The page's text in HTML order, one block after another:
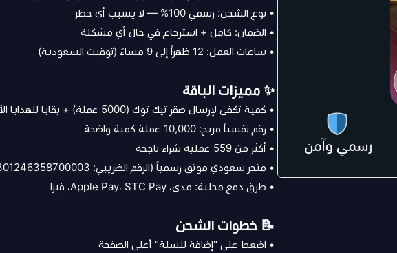
• نوع الشحن: رسمي 100% — لا يسبب أي حظر
• الضمان: كامل + استرجاع في حال أي مشكلة
• ساعات العمل: 12 ظهراً إلى 9 مساءً (توقيت السعودية)
✨ مميزات الباقة
• كمية تكفي لإرسال صقر تيك توك (5000 عملة) + بقايا للهدايا الأخرى
• رقم نفسياً مريح: 10,000 عملة كمية واضحة
• أكثر من 559 عملية شراء ناجحة
• متجر سعودي موثق رسمياً (الرقم الضريبي: 301246358700003)
• طرق دفع محلية: مدى، Apple Pay، STC Pay، فيزا
📝 خطوات الشحن
• اضغط على "إضافة للسلة" أعلى الصفحة